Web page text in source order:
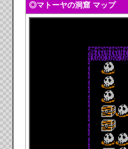
◎マトーヤの洞窟 マップ